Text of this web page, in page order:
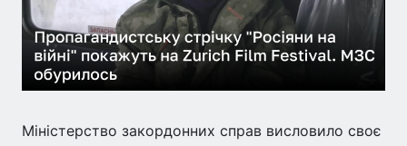
Міністерство закордонних справ висловило своє